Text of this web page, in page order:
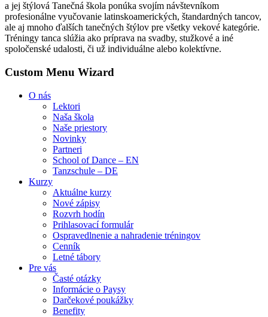
a jej štýlová Tanečná škola ponúka svojím návštevníkom
profesionálne vyučovanie latinskoamerických, štandardných tancov,
ale aj mnoho ďalších tanečných štýlov pre všetky vekové kategórie.
Tréningy tanca slúžia ako príprava na svadby, stužkové a iné
spoločenské udalosti, či už individuálne alebo kolektívne.
Custom Menu Wizard
O nás
Lektori
Naša škola
Naše priestory
Novinky
Partneri
School of Dance – EN
Tanzschule – DE
Kurzy
Aktuálne kurzy
Nové zápisy
Rozvrh hodín
Prihlasovací formulár
Ospravedlnenie a nahradenie tréningov
Cenník
Letné tábory
Pre vás
Časté otázky
Informácie o Paysy
Darčekové poukážky
Benefity